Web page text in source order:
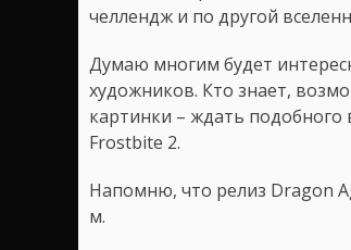
челлендж и по другой
Думаю многим будет
художников. Кто знает,
картинки – ждать
Frostbite 2.
Напомню, что релиз Dragon
м.